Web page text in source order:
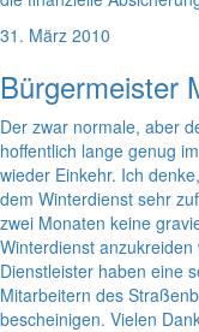
31. März 2010
Bürgermeister
Der zwar normale, aber
hoffentlich lange genug
wieder Einkehr. Ich
dem Winterdienst sehr
zwei Monaten keine
Winterdienst
Dienstleister haben eine
Mitarbeitern des
bescheinigen. Vielen